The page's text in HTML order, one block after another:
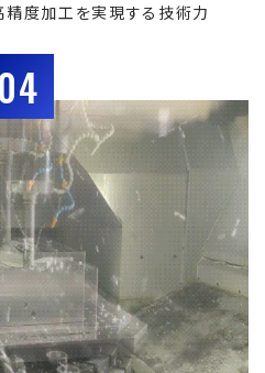
度加工を実現する技術力
04